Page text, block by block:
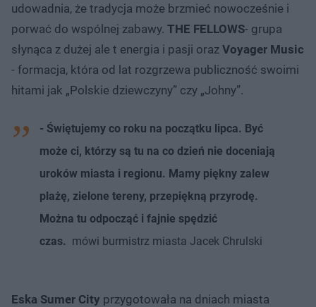
udowadnia, że tradycja może brzmieć nowocześnie i
porwać do wspólnej zabawy. THE FELLOWS- grupa
słynąca z dużej ale t energia i pasji oraz Voyager Music
- formacja, która od lat rozgrzewa publiczność swoimi
hitami jak „Polskie dziewczyny” czy „Johny”.
- Świętujemy co roku na początku lipca. Być
może ci, którzy są tu na co dzień nie doceniają
uroków miasta i regionu. Mamy piękny zalew
plażę, zielone tereny, przepiękną przyrodę.
Można tu odpocząć i fajnie spędzić
czas. mówi burmistrz miasta Jacek Chrulski
Eska Sumer City przygotowała na dniach miasta